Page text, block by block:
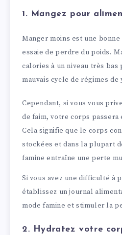
1. Mangez pour
Manger moins est une bonne
essaie de perdre du poids.
calories à un niveau très bas
mauvais cycle de régimes de
Cependant, si vous vous
de faim, votre corps passera
Cela signifie que le corps
stockées et dans la plupart
famine entraîne une perte
Si vous avez une difficulté à
établissez un journal
mode famine et stimuler la
2. Hydratez votre